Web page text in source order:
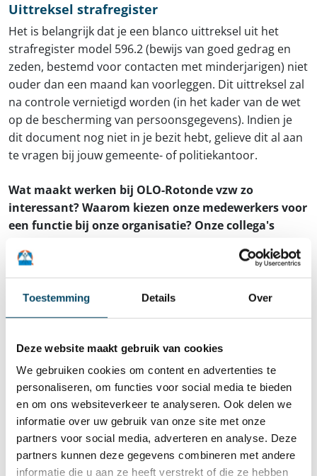
Toestemming Details Over
Deze website maakt gebruik van cookies
We gebruiken cookies om content en advertenties te
personaliseren, om functies voor social media te bieden
en om ons websiteverkeer te analyseren. Ook delen we
informatie over uw gebruik van onze site met onze
partners voor social media, adverteren en analyse. Deze
partners kunnen deze gegevens combineren met andere
informatie die u aan ze heeft verstrekt of die ze hebben
Uittreksel strafregister
Het is belangrijk dat je een blanco uittreksel uit het
strafregister model 596.2 (bewijs van goed gedrag en
zeden, bestemd voor contacten met minderjarigen) niet
ouder dan een maand kan voorleggen. Dit uittreksel zal
na controle vernietigd worden (in het kader van de wet
op de bescherming van persoonsgegevens). Indien je
dit document nog niet in je bezit hebt, gelieve dit al aan
te vragen bij jouw gemeente- of politiekantoor.
Wat maakt werken bij OLO-Rotonde vzw zo
interessant?Waarom kiezen onze medewerkers voor
een functie bij onze organisatie? Onze collega's